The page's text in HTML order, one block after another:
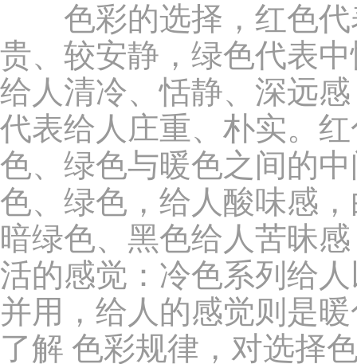
色彩的选择，红色代
贵、较安静，绿色代表
给人清冷、恬静、深远
代表给人庄重、朴实。
色、绿色与暖色之间的
色、绿色，给人酸味感
暗绿色、黑色给人苦昧
活的感觉：冷色系列给
并用，给人的感觉则是
了解 色彩规律，对选择